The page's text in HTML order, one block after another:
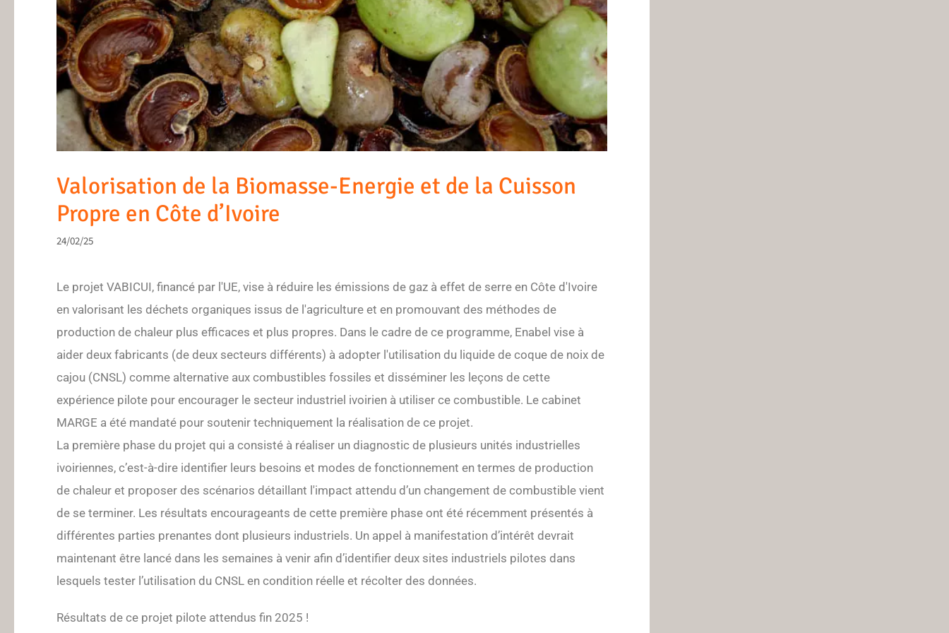
Valorisation de la Biomasse-Energie et de la Cuisson
Propre en Côte d’Ivoire
24/02/25
Le projet VABICUI, financé par l'UE, vise à réduire les émissions de gaz à effet de serre en Côte d'Ivoire
en valorisant les déchets organiques issus de l'agriculture et en promouvant des méthodes de
production de chaleur plus efficaces et plus propres. Dans le cadre de ce programme, Enabel vise à
aider deux fabricants (de deux secteurs différents) à adopter l'utilisation du liquide de coque de noix de
cajou (CNSL) comme alternative aux combustibles fossiles et disséminer les leçons de cette
expérience pilote pour encourager le secteur industriel ivoirien à utiliser ce combustible. Le cabinet
MARGE a été mandaté pour soutenir techniquement la réalisation de ce projet.
La première phase du projet qui a consisté à réaliser un diagnostic de plusieurs unités industrielles
ivoiriennes, c’est-à-dire identifier leurs besoins et modes de fonctionnement en termes de production
de chaleur et proposer des scénarios détaillant l'impact attendu d’un changement de combustible vient
de se terminer. Les résultats encourageants de cette première phase ont été récemment présentés à
différentes parties prenantes dont plusieurs industriels. Un appel à manifestation d’intérêt devrait
maintenant être lancé dans les semaines à venir afin d’identifier deux sites industriels pilotes dans
lesquels tester l’utilisation du CNSL en condition réelle et récolter des données.
Résultats de ce projet pilote attendus fin 2025 !